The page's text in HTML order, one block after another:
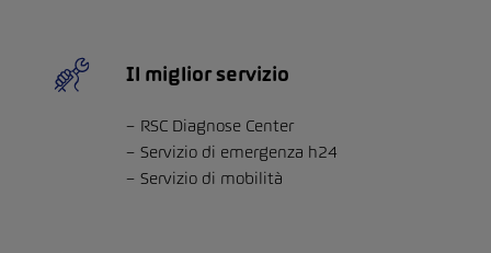
Il miglior servizio
RSC Diagnose Center
Servizio di emergenza h24
Servizio di mobilità